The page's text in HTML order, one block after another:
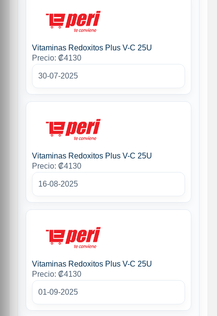
Vitaminas Redoxitos Plus V-C 25U
Precio: ₡4130
30-07-2025
Vitaminas Redoxitos Plus V-C 25U
Precio: ₡4130
16-08-2025
Vitaminas Redoxitos Plus V-C 25U
Precio: ₡4130
01-09-2025